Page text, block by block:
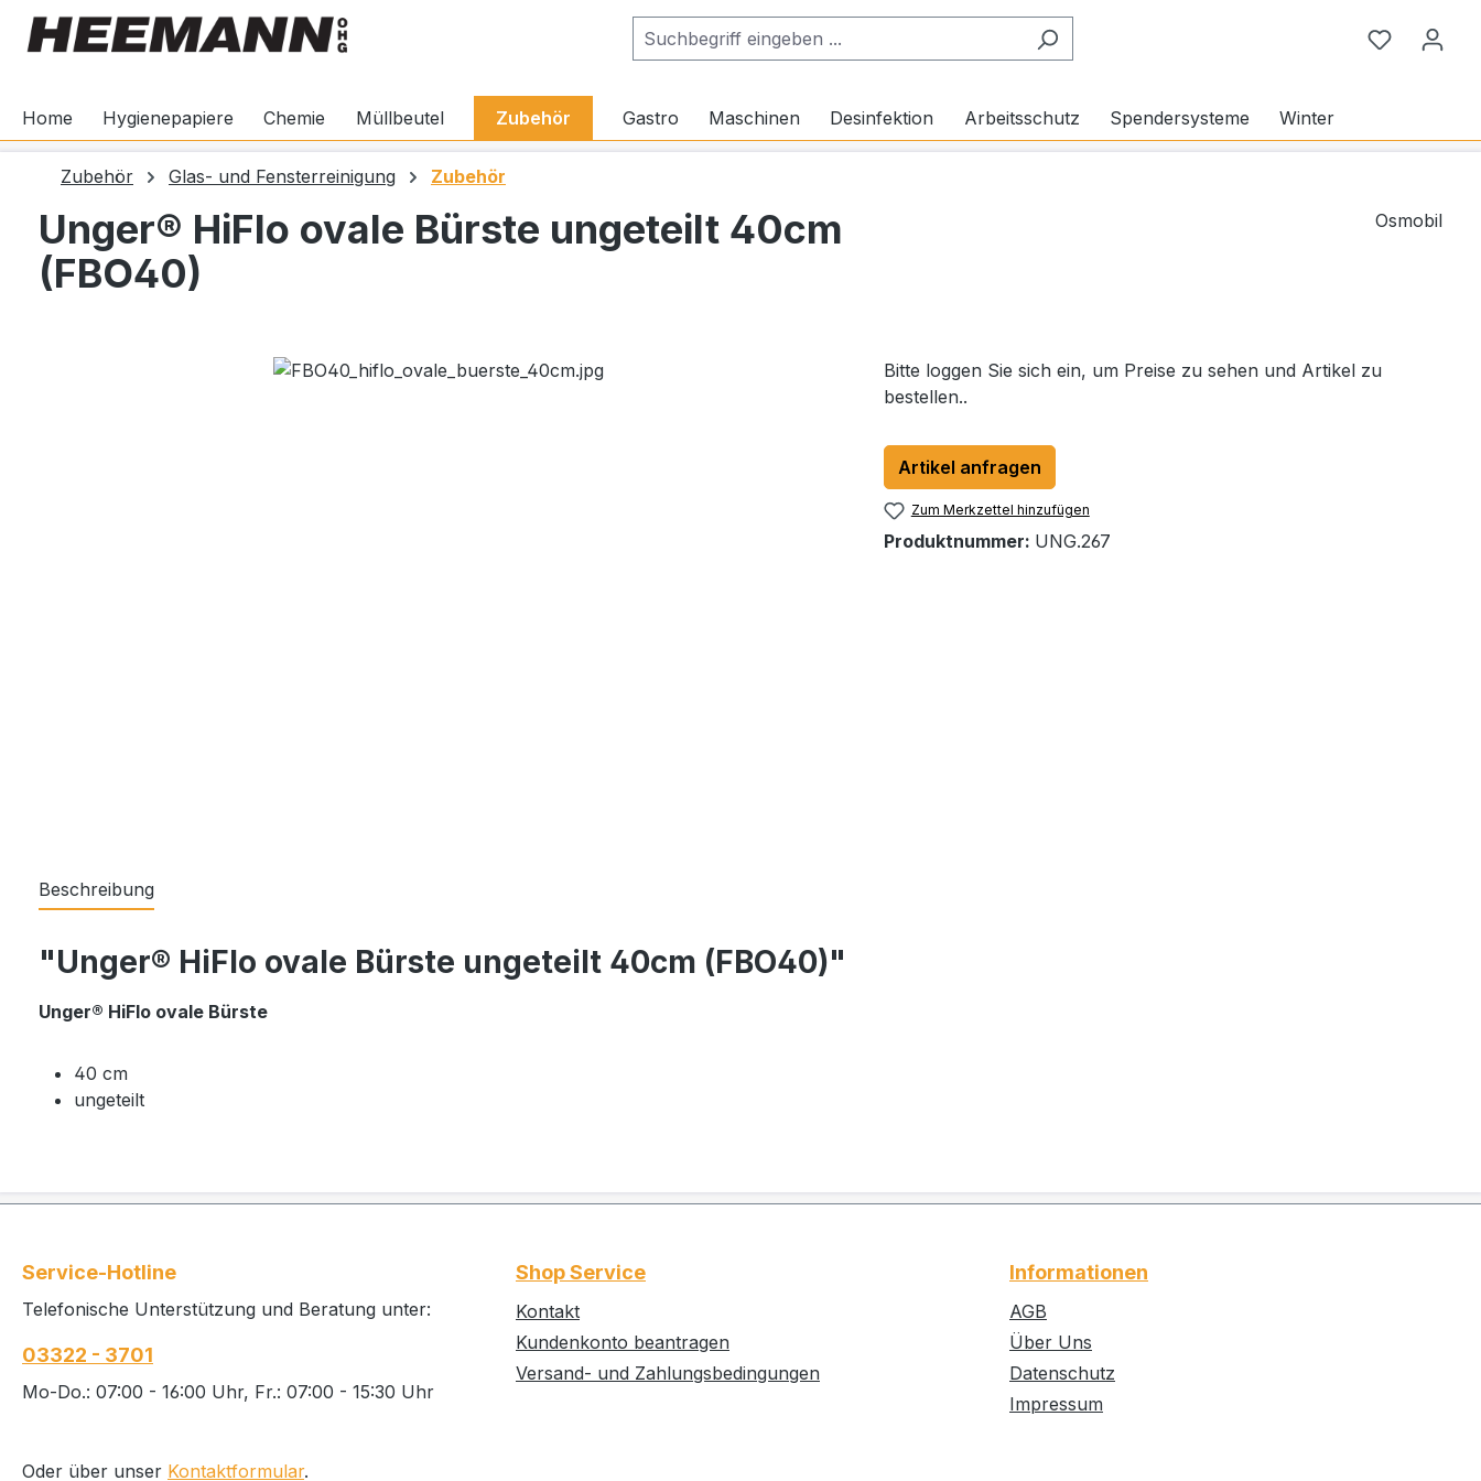
Zur Hauptnavigation springen
Du hast 0
Home Hygienepapiere Chemie Müllbeutel Zubehör Gastro Maschinen Desinfektion Arbeitsschutz Spendersysteme Winter
Zubehör Glas- und Fensterreinigung Zubehör
Unger® HiFlo ovale Bürste ungeteilt 40cm
(FBO40)
Osmobil
Bitte loggen Sie sich ein, um Preise zu sehen und Artikel zu
bestellen..
Artikel anfragen
Zum Merkzettel hinzufügen
Produktnummer: UNG.267
Beschreibung
"Unger® HiFlo ovale Bürste ungeteilt 40cm (FBO40)"
Unger® HiFlo ovale Bürste
40 cm
ungeteilt
Service-Hotline
Telefonische Unterstützung und Beratung unter:
03322 - 3701
Mo-Do.: 07:00 - 16:00 Uhr, Fr.: 07:00 - 15:30 Uhr
Oder über unser Kontaktformular.
Shop Service
Kontakt
Kundenkonto beantragen
Versand- und Zahlungsbedingungen
Informationen
AGB
Über Uns
Datenschutz
Impressum